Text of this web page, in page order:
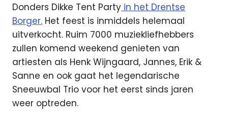
Donders Dikke Tent Party in het Drentse
Borger. Het feest is inmiddels helemaal
uitverkocht. Ruim 7000 muziekliefhebbers
zullen komend weekend genieten van
artiesten als Henk Wijngaard, Jannes, Erik &
Sanne en ook gaat het legendarische
Sneeuwbal Trio voor het eerst sinds jaren
weer optreden.